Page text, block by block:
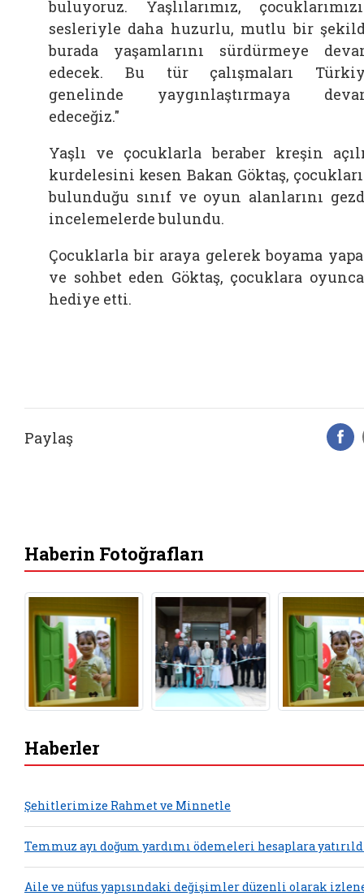
buluyoruz. Yaşlılarımız,
sesleriyle daha huzurlu, mutlu bir
burada yaşamlarını sürdürmeye
edecek. Bu tür çalışmaları
genelinde yaygınlaştırmaya
edeceğiz."
Yaşlı ve çocuklarla beraber kreşin
kurdelesini kesen Bakan Göktaş,
bulunduğu sınıf ve oyun alanlarını
incelemelerde bulundu.
Çocuklarla bir araya gelerek boyama
ve sohbet eden Göktaş, çocuklara
hediye etti.
Paylaş
Haberin Fotoğrafları
Haberler
Şehitlerimize Rahmet ve Minnetle
Temmuz ayı doğum yardımı ödemeleri hesaplara
Aile ve nüfus yapısındaki değişimler düzenli olarak